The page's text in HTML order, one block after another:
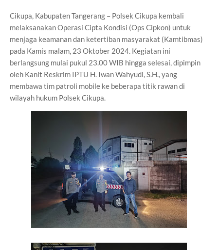
Cikupa, Kabupaten Tangerang – Polsek Cikupa kembali
melaksanakan Operasi Cipta Kondisi (Ops Cipkon) untuk
menjaga keamanan dan ketertiban masyarakat (Kamtibmas)
pada Kamis malam, 23 Oktober 2024. Kegiatan ini
berlangsung mulai pukul 23.00 WIB hingga selesai, dipimpin
oleh Kanit Reskrim IPTU H. Iwan Wahyudi, S.H., yang
membawa tim patroli mobile ke beberapa titik rawan di
wilayah hukum Polsek Cikupa.